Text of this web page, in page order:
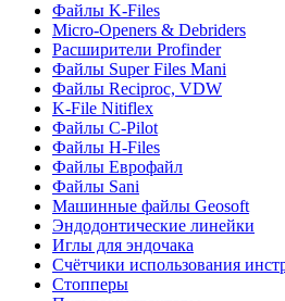
Файлы K-Files
Micro-Openers & Debriders
Расширители Profinder
Файлы Super Files Mani
Файлы Reciproc, VDW
K-File Nitiflex
Файлы C-Pilot
Файлы H-Files
Файлы Еврофайл
Файлы Sani
Машинные файлы Geosoft
Эндодонтические линейки
Иглы для эндочака
Счётчики использования
Стопперы